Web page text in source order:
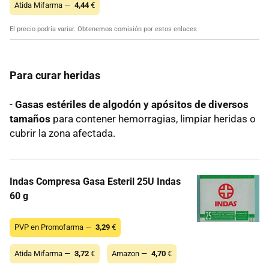
Atida Mifarma — 4,44€
El precio podría variar. Obtenemos comisión por estos enlaces
Para curar heridas
- Gasas estériles de algodón y apósitos de diversos
tamaños para contener hemorragias, limpiar heridas o
cubrir la zona afectada.
Indas Compresa Gasa Esteril 25U Indas
60 g
PVP en Promofarma — 3,29 €
Atida Mifarma — 3,72 € Amazon — 4,70 €